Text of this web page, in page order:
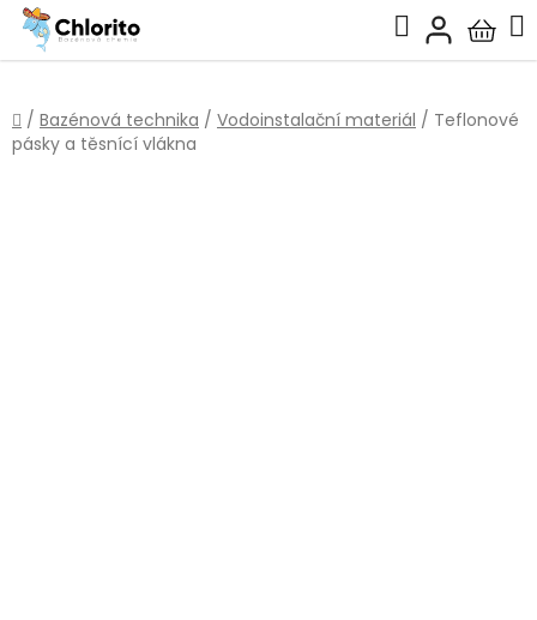
Přejít
obsah
Hledat
košík
Domů
/ Bazénová technika / Vodoinstalační materiál / Teflonové
pásky a těsnící vlákna